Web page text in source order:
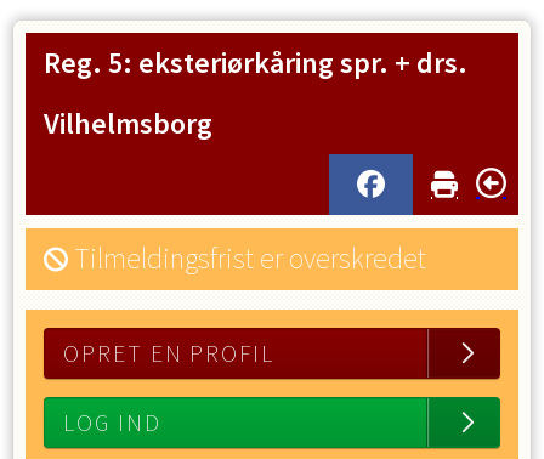
Reg. 5: eksteriørkåring spr. + drs.
Vilhelmsborg
Tilmeldingsfrist er overskredet
OPRET EN PROFIL
LOG IND